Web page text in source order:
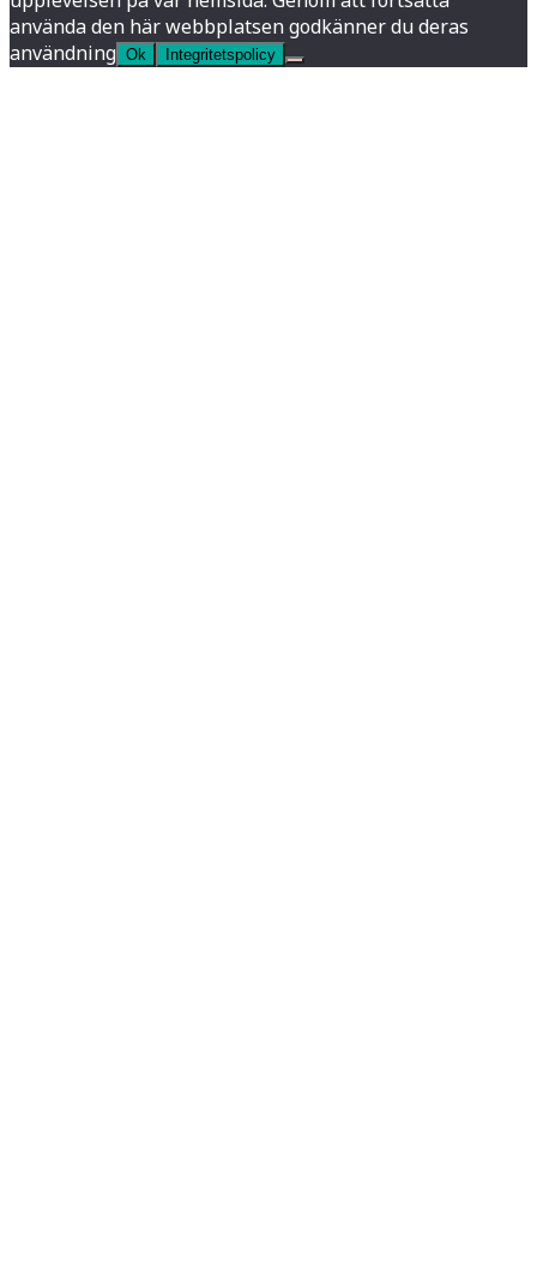
använda den här webbplatsen godkänner du deras
användning Ok Integritetspolicy